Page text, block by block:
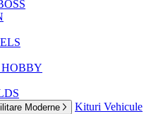
Moderne
Kituri Vehicule